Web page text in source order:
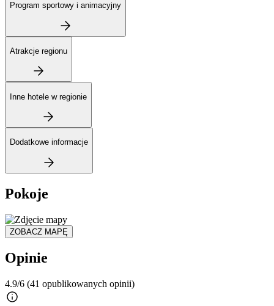
Program sportowy i animacyjny
Atrakcje regionu
Inne hotele w regionie
Dodatkowe informacje
Pokoje
ZOBACZ MAPĘ
Opinie
4.9/6 (41 opublikowanych opinii)